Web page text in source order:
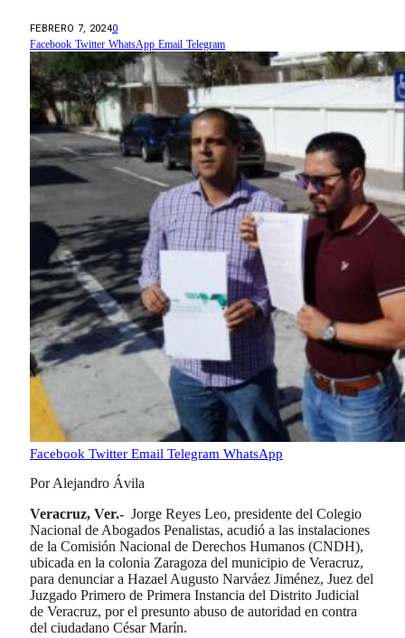
FEBRERO 7, 20240
Facebook Twitter WhatsApp Email Telegram
Facebook Twitter Email Telegram WhatsApp
Por Alejandro Ávila
Veracruz, Ver.- Jorge Reyes Leo, presidente del Colegio
Nacional de Abogados Penalistas, acudió a las instalaciones
de la Comisión Nacional de Derechos Humanos (CNDH),
ubicada en la colonia Zaragoza del municipio de Veracruz,
para denunciar a Hazael Augusto Narváez Jiménez, Juez del
Juzgado Primero de Primera Instancia del Distrito Judicial
de Veracruz, por el presunto abuso de autoridad en contra
del ciudadano César Marín.